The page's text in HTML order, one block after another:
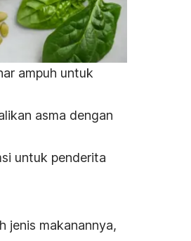
ampuh untuk
asma dengan
untuk penderita
jenis makanannya,